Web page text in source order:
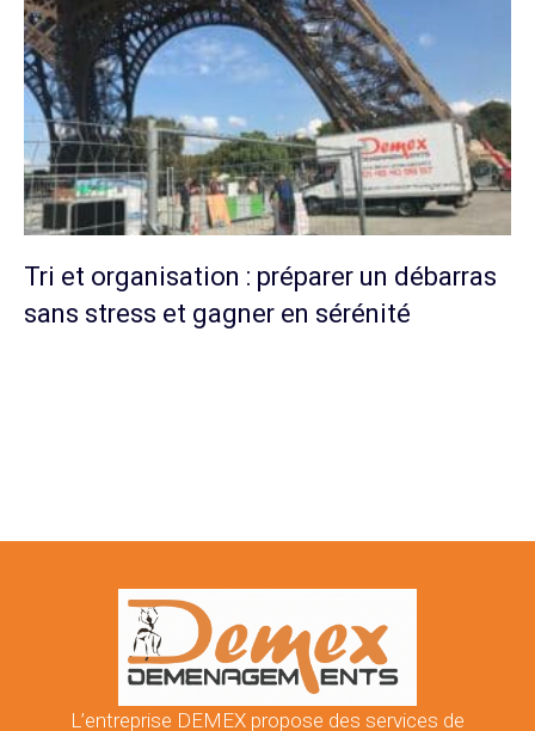
Tri et organisation : préparer un débarras
sans stress et gagner en sérénité
L’entreprise DEMEX propose des services de